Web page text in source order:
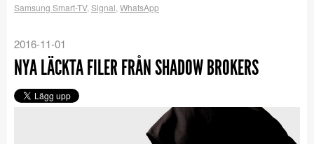
Samsung Smart-TV, Signal WhatsApp
2016-11-01
NYA LÄCKTA FILER FRÅN SHADOW BROKERS